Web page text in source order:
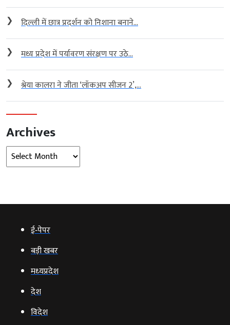
❯ दिल्ली में छात्र प्रदर्शन को निशाना बनाने...
❯ मध्य प्रदेश में पर्यावरण संरक्षण पर उठे...
❯ श्रेया कालरा ने जीता ‘लॉकअप सीजन 2’,...
Archives
Archives
ई‑पेपर
बड़ी खबर
मध्‍यप्रदेश
देश
विदेश